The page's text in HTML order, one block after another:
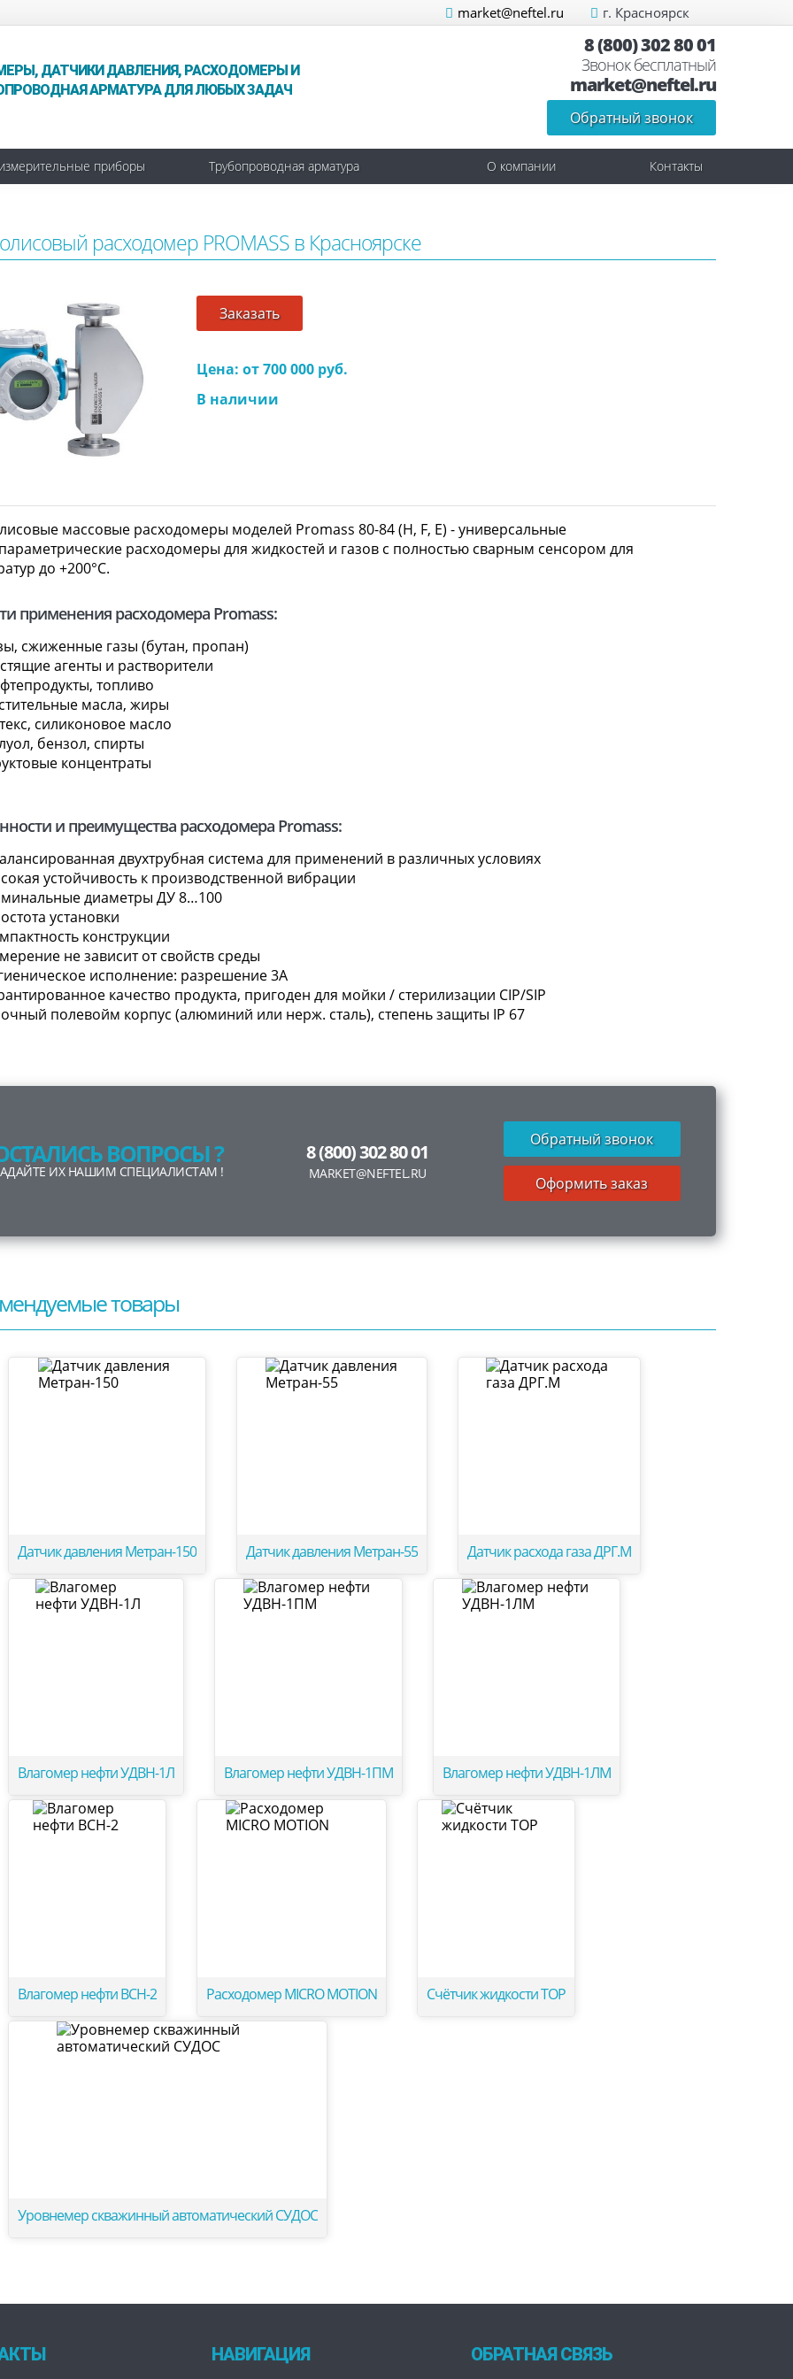
market@neftel.ru г. Красноярск
ДАТЧИКИ ДАВЛЕНИЯ, РАСХОДОМЕРЫ И
АРМАТУРА ДЛЯ ЛЮБЫХ ЗАДАЧ
8 (800) 302 80 01
Звонок бесплатный
market@neftel.ru
Обратный звонок
приборы Трубопроводная арматура О компании Контакты
расходомер PROMASS в Красноярске
Заказать
Цена: от 700 000 руб.
В наличии
массовые расходомеры моделей Promass 80-84 (H, F, E) - универсальные
расходомеры для жидкостей и газов c полностью сварным сенсором для
до +200°C.
применения расходомера Promass:
сжиженные газы (бутан, пропан)
агенты и растворители
топливо
масла, жиры
силиконовое масло
бензол, спирты
концентраты
и преимущества расходомера Promass:
двухтрубная система для применений в различных условиях
устойчивость к производственной вибрации
диаметры ДУ 8…100
установки
конструкции
не зависит от свойств среды
исполнение: разрешение 3A
качество продукта, пригоден для мойки / стерилизации CIP/SIP
полевойм корпус (алюминий или нерж. сталь), степень защиты IP 67
ВОПРОСЫ ?
ИХ НАШИМ СПЕЦИАЛИСТАМ !
8 (800) 302 80 01
MARKET@NEFTEL.RU
Обратный звонок
Оформить заказ
товары
Датчик давления Метран-150 Датчик давления Метран-55 Датчик расхода газа ДРГ.М
Влагомер нефти УДВН-1Л Влагомер нефти УДВН-1ПМ Влагомер нефти УДВН-1ЛМ
Влагомер нефти ВСН-2 Расходомер MICRO MOTION Счётчик жидкости ТОР
Уровнемер скважинный автоматический СУДОС
НАВИГАЦИЯ ОБРАТНАЯ СВЯЗЬ